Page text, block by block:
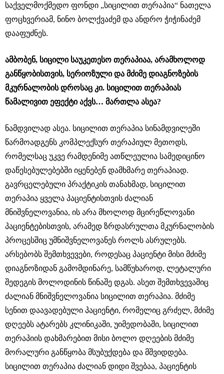
საქველმოქმედო ფონდი „სიცილით თერაპია“ ნათელა
ფოცხვერიამ, ნინო ბოლქვაძემ და ანდრო ჭიჭინაძემ
დააფუძნეს.
ამბობენ, სიცილი საუკეთესო თერაპიაა, არამხოლოდ
განწყობისთვის, სერიოზული და მძიმე დიაგნოზების
მკურნალობის დროსაც კი. სიცილით თერაპიას
წამალივით ეფექტი აქვს… მართლა ასეა?
ნამდვილად ასეა. სიცილით თერაპია სინამდვილეში
წარმოადგენს კომპლექსურ თერაპიულ მეთოდს,
რომელსაც უკვე რამდენიმე ათწლეულია სამედიცინო
დაწესებულებებში იყენებენ დამხმარე თერაპიად.
გავრცელებული პრაქტიკის თანახმად, სიცილით
თერაპია ყველა პაციენტისთვის ძალიან
მნიშვნელოვანია, ის არა მხოლოდ მცირეწლოვანი
პაციენტებისთვის, არამედ ზრდასრულთა მკურნალობის
პროცესშიც უმნიშვნელოვანეს როლს ასრულებს.
არსებობს შემთხვევები, როდესაც პაციენტი მისი მძიმე
დიაგნოზიდან გამომდინარე, სამწუხაროდ, ლეტალური
შედეგის მოლოდინის წინაშე დგას. ასეთ შემთხვევაშიც
ძალიან მნიშვნელოვანია სიცილით თერაპია. მძიმე
სენით დაავადებული პაციენტი, რომელიც გრძელ, მძიმე
დღეებს ატარებს კლინიკაში, უიმედობაში, სიცილით
თერაპიის დახმარებით მისი ბოლო დღეების მძიმე
მორალური განწყობა მსუბუქდება და მშვიდდება.
სიცილით თერაპია ძალიან დიდი შვებაა, პაციენტის